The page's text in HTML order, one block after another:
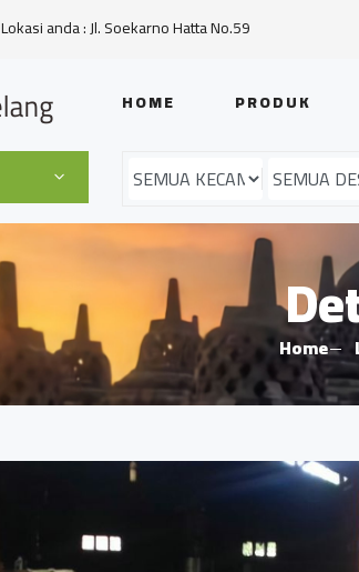
Lokasi anda : Jl. Soekarno Hatta No.59
HOME PRODUK
Home